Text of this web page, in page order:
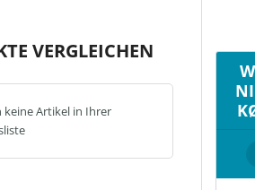
VERGLEICHEN
keine Artikel in Ihrer